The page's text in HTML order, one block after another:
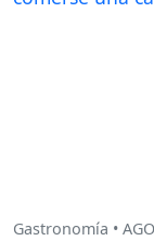
Gastronomía •